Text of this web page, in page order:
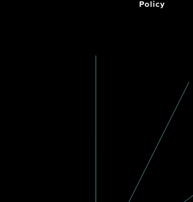
Policy